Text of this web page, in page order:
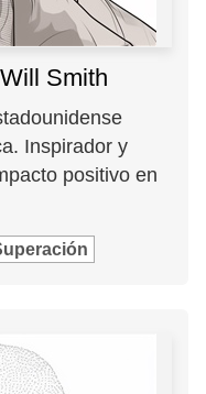
Smith
Inspirador y
positivo en